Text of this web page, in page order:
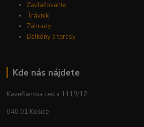
Zavlažovanie
Trávnik
Záhrady
Balkóny a terasy
Kde nás nájdete
Kavečianska cesta 1119/12
040 01 Košice